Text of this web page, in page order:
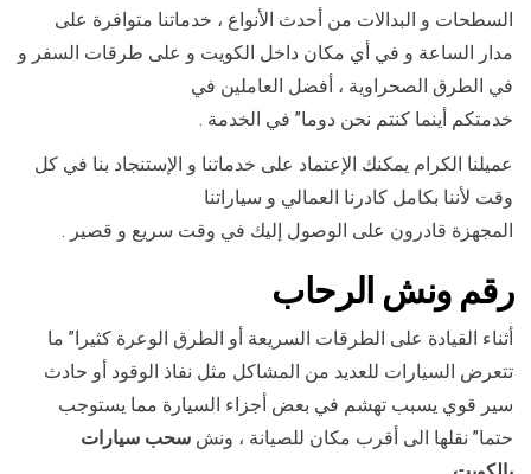
السطحات و البدالات من أحدث الأنواع ، خدماتنا متوافرة على
مدار الساعة و في أي مكان داخل الكويت و على طرقات السفر و
في الطرق الصحراوية ، أفضل العاملين في
خدمتكم أينما كنتم نحن دوما” في الخدمة .
عميلنا الكرام يمكنك الإعتماد على خدماتنا و الإستنجاد بنا في كل
وقت لأننا بكامل كادرنا العمالي و سياراتنا
المجهزة قادرون على الوصول إليك في وقت سريع و قصير .
رقمونش الرحاب
أثناء القيادة على الطرقات السريعة أو الطرق الوعرة كثيرا” ما
تتعرض السيارات للعديد من المشاكل مثل نفاذ الوقود أو حادث
سير قوي يسبب تهشم في بعض أجزاء السيارة مما يستوجب
حتما” نقلها الى أقرب مكان للصيانة ، ونش سحب سيارات